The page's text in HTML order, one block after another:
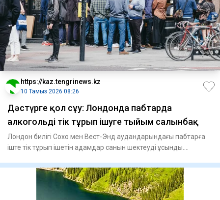
https://kaz.tengrinews.kz
10 Тамыз 2026 08:26
Дәстүрге қол сұғу: Лондонда пабтарда
алкогольді тік тұрып ішуге тыйым салынбақ
Лондон билігі Сохо мен Вест-Энд аудандарындағы пабтарға
іште тік тұрып ішетін адамдар санын шектеуді ұсынды.